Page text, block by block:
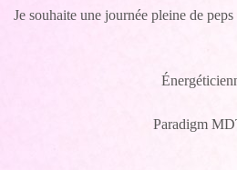
Je souhaite une journée pleine de peps
Paradigm